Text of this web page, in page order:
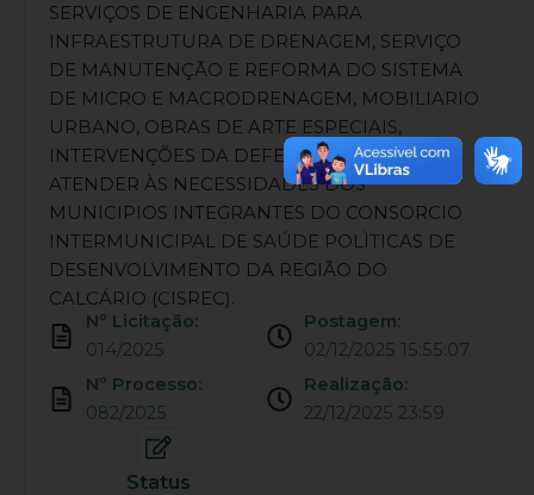
SERVIÇOS DE ENGENHARIA PARA
INFRAESTRUTURA DE DRENAGEM, SERVIÇO
DE MANUTENÇÃO E REFORMA DO SISTEMA
DE MICRO E MACRODRENAGEM, MOBILIARIO
URBANO, OBRAS DE ARTE ESPECIAIS,
INTERVENÇÕES DA DEFESA CIVIL, PARA
ATENDER ÀS NECESSIDADES DOS
MUNICIPIOS INTEGRANTES DO CONSORCIO
INTERMUNICIPAL DE SAÚDE POLÌTICAS DE
DESENVOLVIMENTO DA REGIÃO DO
CALCÁRIO (CISREC).
Nº Licitação:
014/2025
Nº Processo:
082/2025
Postagem:
02/12/2025 15:55:07
Realização:
22/12/2025 23:59
Status